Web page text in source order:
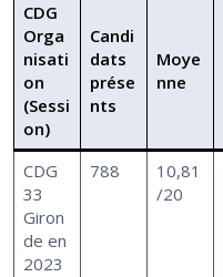
CDG
Orga
nisati
on
(Sessi
on)
Candi
dats
prése
nts
Moye
nne
CDG
33
Giron
de en
2023
788
10,81
/20